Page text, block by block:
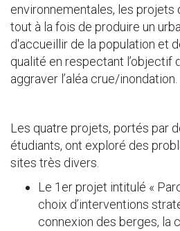
environnementales, les
tout à la fois de produire un
d'accueillir de la population et
qualité en respectant l’objectif
aggraver l’aléa crue/inondation.
Les quatre projets, portés par
étudiants, ont exploré des
sites très divers.
Le 1er projet intitulé «
choix d’interventions
connexion des berges, la